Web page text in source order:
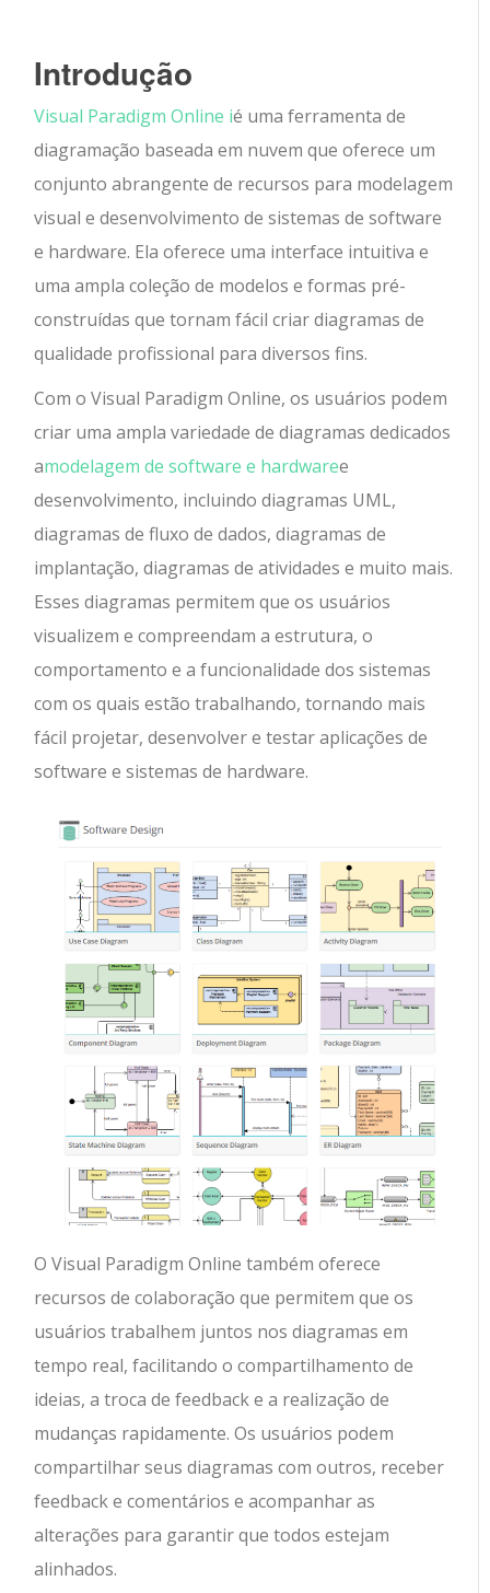
Introdução
Visual Paradigm Online ié uma ferramenta de
diagramação baseada em nuvem que oferece um
conjunto abrangente de recursos para modelagem
visual e desenvolvimento de sistemas de software
e hardware. Ela oferece uma interface intuitiva e
uma ampla coleção de modelos e formas pré-
construídas que tornam fácil criar diagramas de
qualidade profissional para diversos fins.
Com o Visual Paradigm Online, os usuários podem
criar uma ampla variedade de diagramas dedicados
amodelagem de software e hardwaree
desenvolvimento, incluindo diagramas UML,
diagramas de fluxo de dados, diagramas de
implantação, diagramas de atividades e muito mais.
Esses diagramas permitem que os usuários
visualizem e compreendam a estrutura, o
comportamento e a funcionalidade dos sistemas
com os quais estão trabalhando, tornando mais
fácil projetar, desenvolver e testar aplicações de
software e sistemas de hardware.
O Visual Paradigm Online também oferece
recursos de colaboração que permitem que os
usuários trabalhem juntos nos diagramas em
tempo real, facilitando o compartilhamento de
ideias, a troca de feedback e a realização de
mudanças rapidamente. Os usuários podem
compartilhar seus diagramas com outros, receber
feedback e comentários e acompanhar as
alterações para garantir que todos estejam
alinhados.